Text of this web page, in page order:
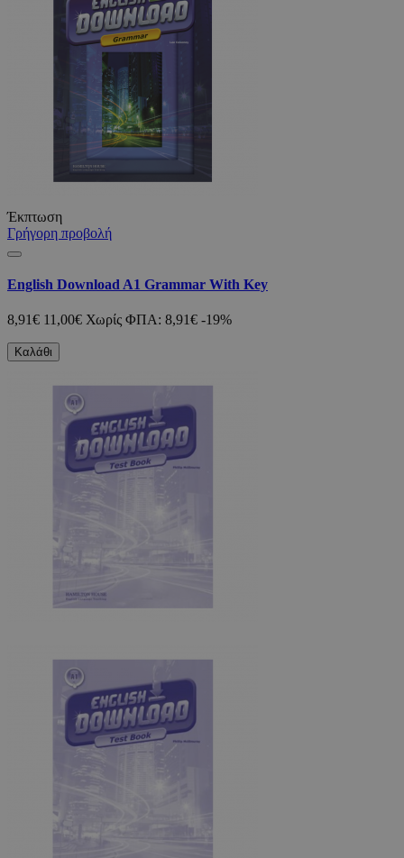
Έκπτωση
Γρήγορη προβολή
English Download A1 Grammar With Key
8,91€ 11,00€ Χωρίς ΦΠΑ: 8,91€ -19%
Καλάθι